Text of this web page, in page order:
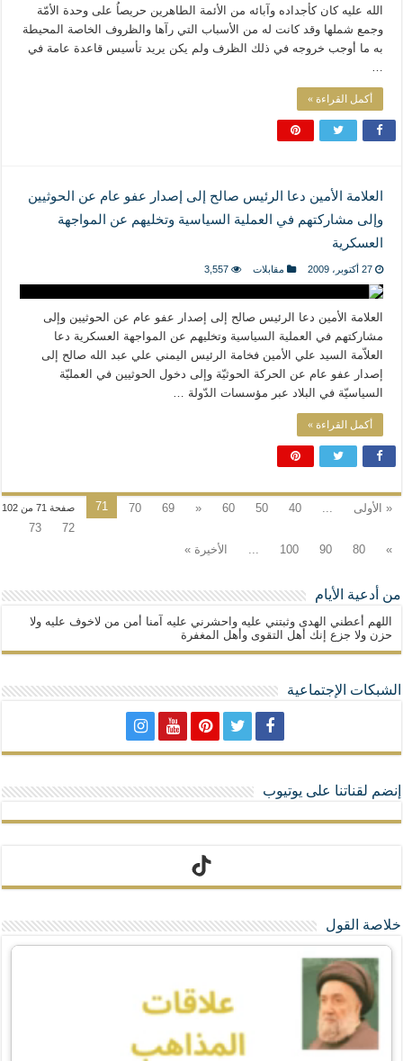
الله عليه كان كأجداده وآبائه من الأئمة الطاهرين حريصاُ على وحدة الأمّة
وجمع شملها وقد كانت له من الأسباب التي رآها والظروف الخاصة المحيطة
به ما أوجب خروجه في ذلك الظرف ولم يكن يريد تأسيس قاعدة عامة في
…
أكمل القراءة »
العلامة الأمين دعا الرئيس صالح إلى إصدار عفو عام عن الحوثيين
وإلى مشاركتهم في العملية السياسية وتخليهم عن المواجهة
العسكرية
27 أكتوبر، 2009 مقابلات 3,557
العلامة الأمين دعا الرئيس صالح إلى إصدار عفو عام عن الحوثيين وإلى
مشاركتهم في العملية السياسية وتخليهم عن المواجهة العسكرية دعا
العلاّمة السيد علي الأمين فخامة الرئيس اليمني علي عبد الله صالح إلى
إصدار عفو عام عن الحركة الحوثيّة وإلى دخول الحوثيين في العمليّة
السياسيّة في البلاد عبر مؤسسات الدّولة …
أكمل القراءة »
صفحة 71 من 102 « الأولى ...
40
50
60
«
69
70
71
72
73
»
80
90
100
... الأخيرة »
من أدعية الأيام
اللهم أعطني الهدى وثبتني عليه واحشرني عليه آمنا أمن من لاخوف عليه ولا
حزن ولا جزع إنك أهل التقوى وأهل المغفرة
الشبكات الإجتماعية
إنضم لقناتنا على يوتيوب
تيك توك
خلاصة القول